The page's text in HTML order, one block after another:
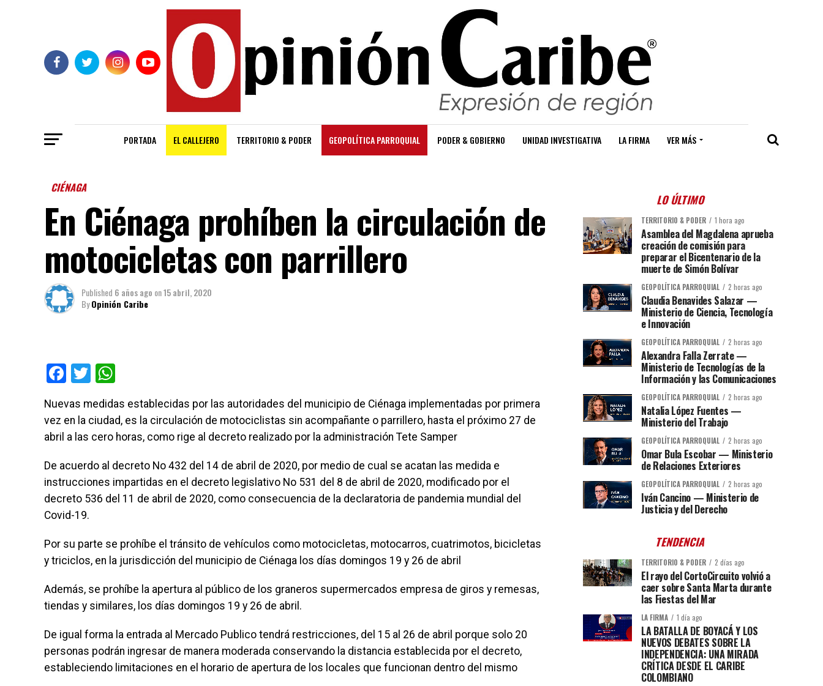
PORTADA EL CALLEJERO TERRITORIO & PODER GEOPOLÍTICA PARROQUIAL PODER & GOBIERNO UNIDAD INVESTIGATIVA LA FIRMA VER MÁS
CIÉNAGA
En Ciénaga prohíben la circulación de
motocicletas con parrillero
Published 6 años ago on15 abril, 2020
ByOpinión Caribe
Facebook
Twitter
Nuevas medidas establecidas por las autoridades del municipio de Ciénaga implementadas por primera
vez en la ciudad, es la circulación de motociclistas sin acompañante o parrillero, hasta el próximo 27 de
abril a las cero horas, como rige al decreto realizado por la administración Tete Samper
De acuerdo al decreto No 432 del 14 de abril de 2020, por medio de cual se acatan las medida e
instrucciones impartidas en el decreto legislativo No 531 del 8 de abril de 2020, modificado por el
decreto 536 del 11 de abril de 2020, como consecuencia de la declaratoria de pandemia mundial del
Covid-19.
Por su parte se prohíbe el tránsito de vehículos como motocicletas, motocarros, cuatrimotos, bicicletas
y triciclos, en la jurisdicción del municipio de Ciénaga los días domingos 19 y 26 de abril
Además, se prohíbe la apertura al público de los graneros supermercados empresa de giros y remesas,
tiendas y similares, los días domingos 19 y 26 de abril.
De igual forma la entrada al Mercado Publico tendrá restricciones, del 15 al 26 de abril porque solo 20
personas podrán ingresar de manera moderada conservando la distancia establecida por el decreto,
estableciendo limitaciones en el horario de apertura de los locales que funcionan dentro del mismo
LO ÚLTIMO
TERRITORIO & PODER 1 hora ago
Asamblea del Magdalena aprueba
creación de comisión para
preparar el Bicentenario de la
muerte de Simón Bolívar
GEOPOLÍTICA PARROQUIAL 2 horas ago
Claudia Benavides Salazar —
Ministerio de Ciencia, Tecnología
e Innovación
GEOPOLÍTICA PARROQUIAL 2 horas ago
Alexandra Falla Zerrate —
Ministerio de Tecnologías de la
Información y las Comunicaciones
GEOPOLÍTICA PARROQUIAL 2 horas ago
Natalia López Fuentes —
Ministerio del Trabajo
GEOPOLÍTICA PARROQUIAL 2 horas ago
Omar Bula Escobar — Ministerio
de Relaciones Exteriores
GEOPOLÍTICA PARROQUIAL 2 horas ago
Iván Cancino — Ministerio de
Justicia y del Derecho
TENDENCIA
TERRITORIO & PODER 2 días ago
El rayo del CortoCircuito volvió a
caer sobre Santa Marta durante
las Fiestas del Mar
LA FIRMA 1 día ago
LA BATALLA DE BOYACÁ Y LOS
NUEVOS DEBATES SOBRE LA
INDEPENDENCIA: UNA MIRADA
CRÍTICA DESDE EL CARIBE
COLOMBIANO